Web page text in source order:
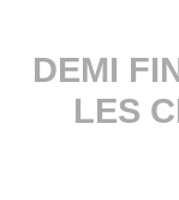
DEMI
LES